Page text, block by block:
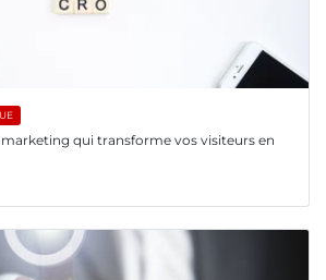
marketing qui transforme vos visiteurs en